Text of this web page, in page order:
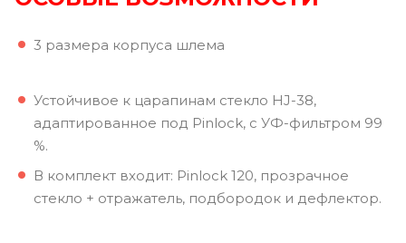
3 размера корпуса шлема
Устойчивое к царапинам стекло HJ-38,
адаптированное под Pinlock, с УФ-фильтром 99
%.
В комплект входит: Pinlock 120, прозрачное
стекло + отражатель, подбородок и дефлектор.